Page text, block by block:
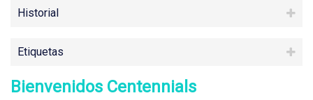
Historial
Etiquetas
Bienvenidos Centennials